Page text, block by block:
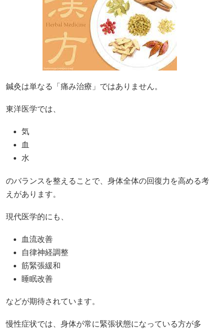
鍼灸は単なる「痛み治療」ではありません。
東洋医学では、
気
血
水
のバランスを整えることで、身体全体の回復力を高める考
えがあります。
現代医学的にも、
血流改善
自律神経調整
筋緊張緩和
睡眠改善
などが期待されています。
慢性症状では、身体が常に緊張状態になっている方が多